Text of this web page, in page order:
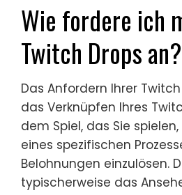
Wie fordere ich
Twitch Drops an?
Das Anfordern Ihrer
das Verknüpfen Ihres
dem Spiel, das Sie
eines spezifischen
Belohnungen einzulösen.
typischerweise das